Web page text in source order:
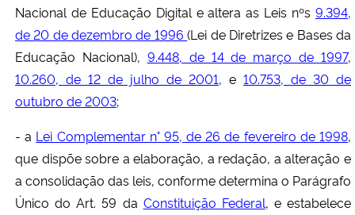
Nacional de Educação Digital e altera as Leis nºs 9.394,
de 20 de dezembro de 1996 (Lei de Diretrizes e Bases da
Educação Nacional), 9.448, de 14 de março de 1997,
10.260, de 12 de julho de 2001, e 10.753, de 30 de
outubro de 2003;
- a Lei Complementar n° 95, de 26 de fevereiro de 1998,
que dispõe sobre a elaboração, a redação, a alteração e
a consolidação das leis, conforme determina o Parágrafo
Único do Art. 59 da Constituição Federal, e estabelece